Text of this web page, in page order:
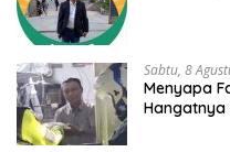
Sabtu, 8
Menyapa
Hangatnya